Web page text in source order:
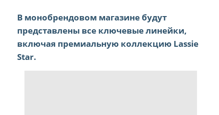
В монобрендовом магазине будут
представлены все ключевые линейки,
включая премиальную коллекцию Lassie
Star.